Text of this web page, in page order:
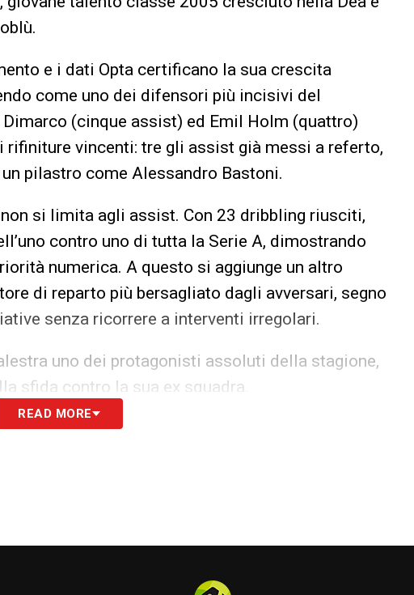
e i dati Opta certificano la sua crescita
come uno dei difensori più incisivi del
(cinque assist) ed Emil Holm (quattro)
vincenti: tre gli assist già messi a referto,
pilastro come Alessandro Bastoni.
si limita agli assist. Con 23 dribbling riusciti,
contro uno di tutta la Serie A, dimostrando
numerica. A questo si aggiunge un altro
di reparto più bersagliato dagli avversari, segno
senza ricorrere a interventi irregolari.
uno dei protagonisti assoluti della stagione,
sfida contro la sua ex squadra.
A: tutte le novità del giorno sul massimo
READ MORE